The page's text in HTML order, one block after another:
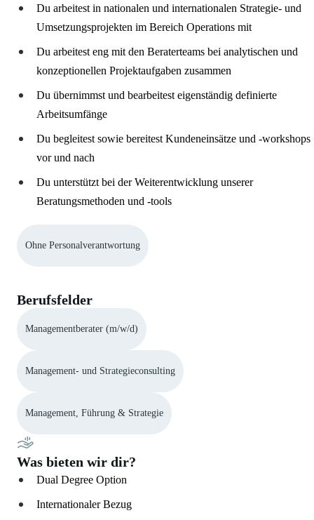
Du arbeitest in nationalen und internationalen Strategie- und
Umsetzungsprojekten im Bereich Operations mit
Du arbeitest eng mit den Beraterteams bei analytischen und
konzeptionellen Projektaufgaben zusammen
Du übernimmst und bearbeitest eigenständig definierte
Arbeitsumfänge
Du begleitest sowie bereitest Kundeneinsätze und -workshops
vor und nach
Du unterstützt bei der Weiterentwicklung unserer
Beratungsmethoden und -tools
Ohne Personalverantwortung
Berufsfelder
Managementberater (m/w/d)
Management- und Strategieconsulting
Management, Führung & Strategie
Was bieten wir dir?
Dual Degree Option
Internationaler Bezug